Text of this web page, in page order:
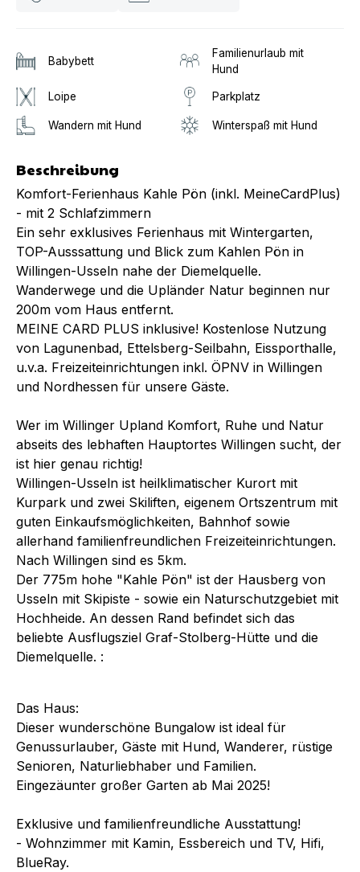
Babybett
Familienurlaub mit
Hund
Loipe Parkplatz
Wandern mit Hund Winterspaß mit Hund
Beschreibung
Komfort-Ferienhaus Kahle Pön (inkl. MeineCardPlus)
- mit 2 Schlafzimmern
Ein sehr exklusives Ferienhaus mit Wintergarten,
TOP-Ausssattung und Blick zum Kahlen Pön in
Willingen-Usseln nahe der Diemelquelle.
Wanderwege und die Upländer Natur beginnen nur
200m vom Haus entfernt.
MEINE CARD PLUS inklusive! Kostenlose Nutzung
von Lagunenbad, Ettelsberg-Seilbahn, Eissporthalle,
u.v.a. Freizeiteinrichtungen inkl. ÖPNV in Willingen
und Nordhessen für unsere Gäste.
Wer im Willinger Upland Komfort, Ruhe und Natur
abseits des lebhaften Hauptortes Willingen sucht, der
ist hier genau richtig!
Willingen-Usseln ist heilklimatischer Kurort mit
Kurpark und zwei Skiliften, eigenem Ortszentrum mit
guten Einkaufsmöglichkeiten, Bahnhof sowie
allerhand familienfreundlichen Freizeiteinrichtungen.
Nach Willingen sind es 5km.
Der 775m hohe "Kahle Pön" ist der Hausberg von
Usseln mit Skipiste - sowie ein Naturschutzgebiet mit
Hochheide. An dessen Rand befindet sich das
beliebte Ausflugsziel Graf-Stolberg-Hütte und die
Diemelquelle. :
Das Haus:
Dieser wunderschöne Bungalow ist ideal für
Genussurlauber, Gäste mit Hund, Wanderer, rüstige
Senioren, Naturliebhaber und Familien.
Eingezäunter großer Garten ab Mai 2025!
Exklusive und familienfreundliche Ausstattung!
- Wohnzimmer mit Kamin, Essbereich und TV, Hifi,
BlueRay.